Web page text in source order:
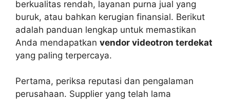
berkualitas rendah, layanan purna jual yang
buruk, atau bahkan kerugian finansial. Berikut
adalah panduan lengkap untuk memastikan
Anda mendapatkan vendor videotron terdekat
yang paling terpercaya.
Pertama, periksa reputasi dan pengalaman
perusahaan. Supplier yang telah lama